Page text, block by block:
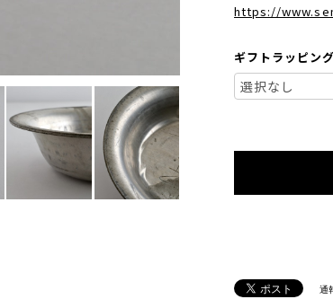
https://
ギフトラッピング
通